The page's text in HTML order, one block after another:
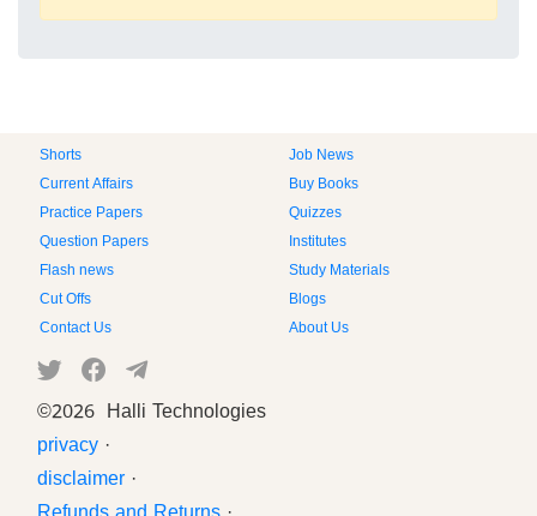
Shorts
Job News
Current Affairs
Buy Books
Practice Papers
Quizzes
Question Papers
Institutes
Flash news
Study Materials
Cut Offs
Blogs
Contact Us
About Us
©2026 Halli Technologies
privacy ·
disclaimer ·